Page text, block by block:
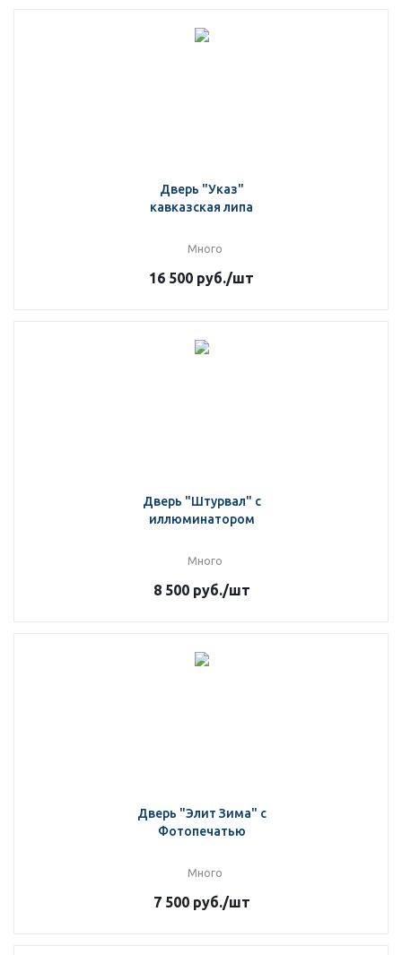
Дверь "Указ"
кавказская липа
Много
16 500 руб./шт
Дверь "Штурвал" с
иллюминатором
Много
8 500руб./шт
Дверь "Элит Зима" с
Фотопечатью
Много
7 500руб./шт